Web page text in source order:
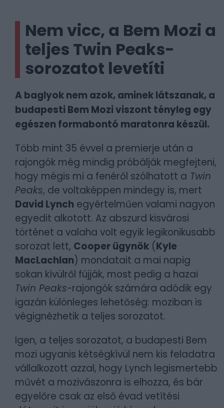
Nem vicc, a Bem Mozi a
teljes Twin Peaks-
sorozatot levetíti
A baglyok nem azok, aminek látszanak, a
budapesti Bem Mozi viszont tényleg egy
egészen formabontó maratonra készül.
Több mint 35 évvel a premierje után a
rajongók még mindig próbálják megfejteni,
hogy mégis mi a fenéről szólhatott a Twin
Peaks, de voltaképpen mindegy is, mert
David Lynch egyértelműen valami nagyon
egyedit alkotott. Az abszurd kisvárosi
történet a valaha volt egyik legikonikusabb
sorozat lett, Cooper ügynök (Kyle
MacLachlan) mondatait a mai napig
sokan kívülről fújják, most pedig a hazai
Twin Peaks-rajongók számára adódik egy
igazán különleges lehetőség: moziban is
végignézhetik a teljes sorozatot.
Igen, a teljes sorozatot, a budapesti Bem
mozi ugyanis kétségkívül nem kis feladatra
vállalkozott azzal, hogy Lynch legismertebb
művét a mozivászonra is elhozza, és bár
egyelőre csak az első évad vetítési